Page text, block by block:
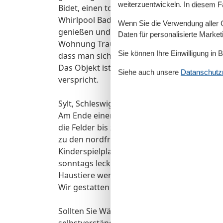
Bidet, einen tollen Badezimmerschrank
Whirlpool Badewanne mit
genießen und dabei Ihre Blicke über die
Wohnung Traumblick. Hier ist wirklich an
dass man sich wünscht der Urlaub möge
Das Objekt ist durch seine Traumlage ein
verspricht.
Sylt, Schleswig-Holstein, Deutschland
Am Ende einer Sackgasse in absolut
die Felder bis zum Deich befindet sich
zu den nordfriesischen Inseln sehen. Ein
Kinderspielplatz, ein Cafe, wie auch ein
sonntags leckere frische Brötchen gibt
Haustiere werden mit einer gesonderten
Wir gestatten es leider nicht, dass der
Sollten Sie Wäschepakete buchen (bis
weiterzuentwickeln. In diesem
Wenn Sie die Verwendung
Daten für personalisierte
Sie können Ihre Einwilligung in
Siehe auch unsere